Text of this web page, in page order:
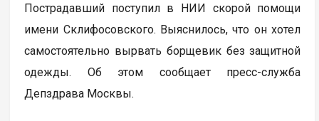
Пострадавший поступил в НИИ скорой помощи
имени Склифосовского. Выяснилось, что он хотел
самостоятельно вырвать борщевик без защитной
одежды. Об этом сообщает пресс-служба
Депздрава Москвы.